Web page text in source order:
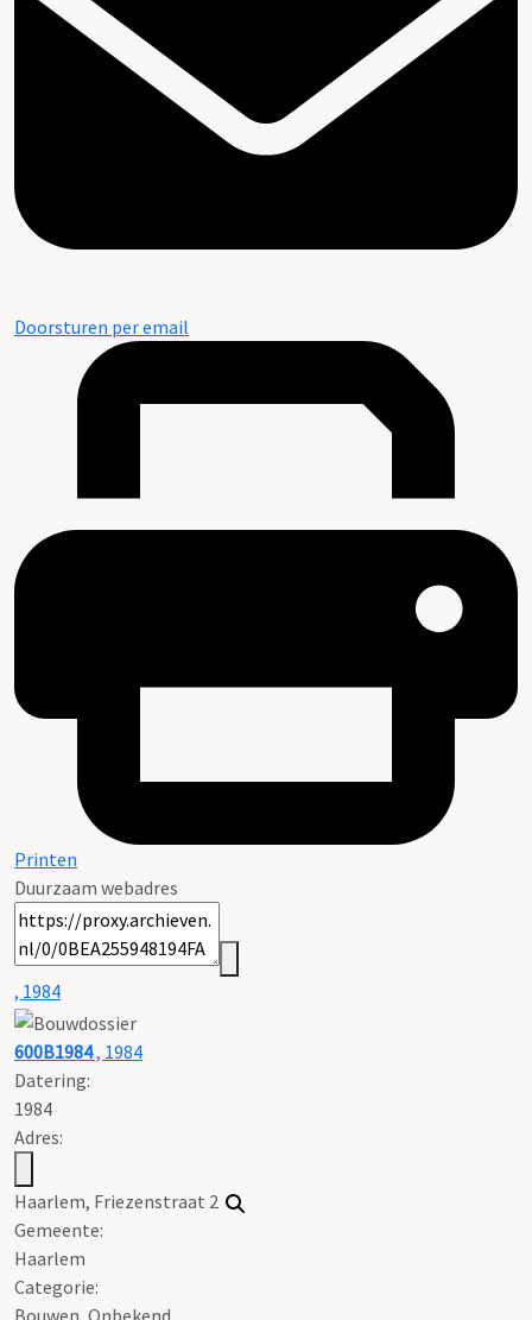
Doorsturen per email
Printen
Duurzaam webadres
, 1984
600B1984, 1984
Datering:
1984
Adres:
Haarlem, Friezenstraat 2
Gemeente:
Haarlem
Categorie:
Bouwen, Onbekend